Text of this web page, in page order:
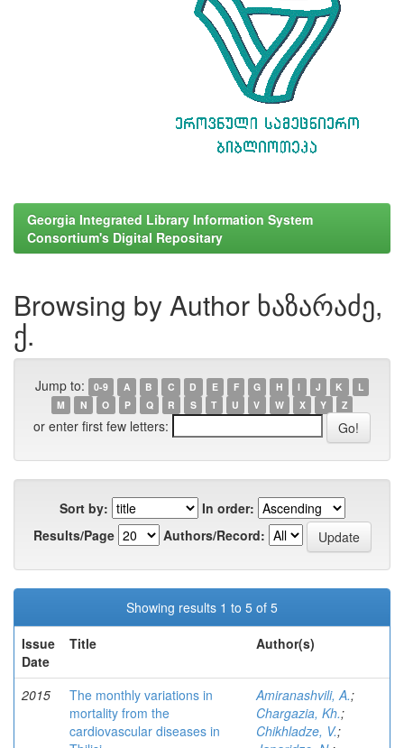
Georgia Integrated Library Information System
Consortium's Digital Repositary
Browsing by Author ხაზარაძე,
ქ.
Jump to: 0-9 A B C D E F G H I J K
L
M
N O P Q R S T U V W X Y Z
or enter first few letters:
Sort by:
In order:
Results/Page
Authors/Record:
Showing results 1 to 5 of 5
Issue
Date
Title Author(s)
2015
The monthly variations in
mortality from the
cardiovascular diseases in
Amiranashvili, A.;
Chargazia, Kh.;
Chikhladze, V.;